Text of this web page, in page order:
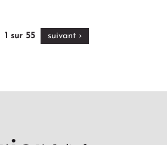
1 sur 55 suivant ›